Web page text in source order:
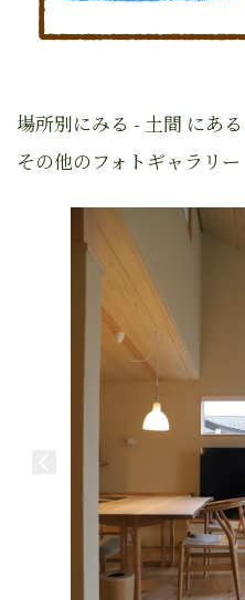
場所別にみる - 土間 にある
その他のフォトギャラリー